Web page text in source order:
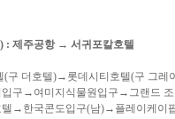
: 제주공항 → 서귀포칼호텔
(구 더호텔)→롯데시티호텔(구 그
구→여미지식물원입구→그랜드
→한국콘도입구(남)→플레이케이